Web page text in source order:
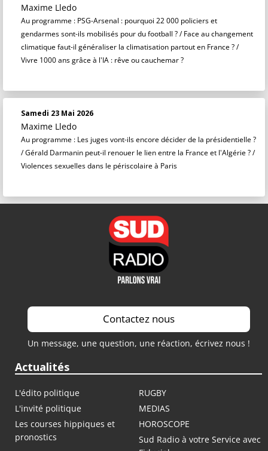
Maxime Lledo
Au programme : PSG-Arsenal : pourquoi 22 000 policiers et
gendarmes sont-ils mobilisés pour du football ? / Face au changement
climatique faut-il généraliser la climatisation partout en France ? /
Vivre 1000 ans grâce à l'IA : rêve ou cauchemar ?
Samedi 23 Mai 2026
Maxime Lledo
Au programme : Les juges vont-ils encore décider de la présidentielle ?
/ Gérald Darmanin peut-il renouer le lien entre la France et l'Algérie ? /
Violences sexuelles dans le périscolaire à Paris
Contactez nous
Un message, une question, une réaction, écrivez nous !
Actualités
L'édito politique
RUGBY
L'invité politique
MEDIAS
Les courses hippiques et
pronostics
HOROSCOPE
Sud Radio à votre Service avec